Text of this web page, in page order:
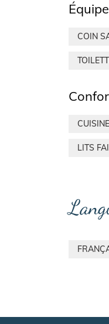
COIN
LITS